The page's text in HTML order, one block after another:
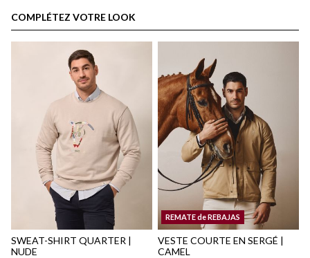
Politique d'expédition ici
ici
COMPLÉTEZ VOTRE LOOK
SWEAT-SHIRT QUARTER |
NUDE
REMATE de REBAJAS
VESTE COURTE EN SERGÉ |
CAMEL